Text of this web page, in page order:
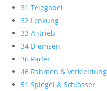
31 Telegabel
32 Lenkung
33 Antrieb
34 Bremsen
36 Räder
46 Rahmen & Verkleidung
51 Spiegel & Schlösser